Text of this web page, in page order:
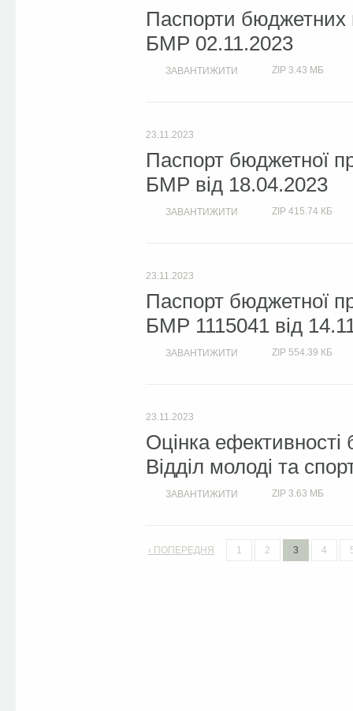
Паспорти бюджетних
БМР 02.11.2023
ЗАВАНТИЖИТИ ZIP 3.43 МБ
23.11.2023
Паспорт бюджетної
БМР від 18.04.2023
ЗАВАНТИЖИТИ ZIP 415.74 КБ
23.11.2023
Паспорт бюджетної
БМР 1115041 від
ЗАВАНТИЖИТИ ZIP 554.39 КБ
23.11.2023
Оцінка
Відділ молоді та
ЗАВАНТИЖИТИ ZIP 3.63 МБ
‹ ПОПЕРЕДНЯ 1 2 3 4